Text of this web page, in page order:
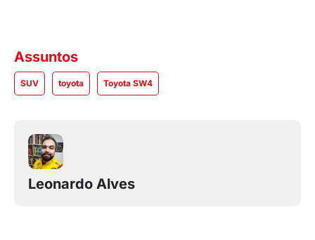
Assuntos
SUV toyota Toyota SW4
Leonardo Alves